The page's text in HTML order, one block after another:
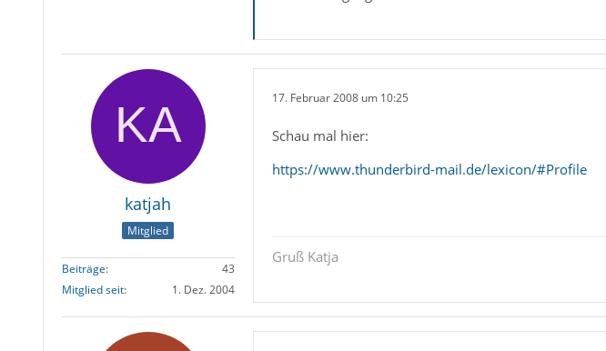
katjah
Mitglied
Beiträge
43
Mitglied seit
1. Dez. 2004
17. Februar 2008 um 10:25
Schau mal hier:
https://www.thunderbird-mail.de/lexicon/#Profile
Gruß Katja